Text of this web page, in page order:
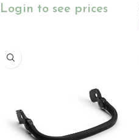
Login to see prices